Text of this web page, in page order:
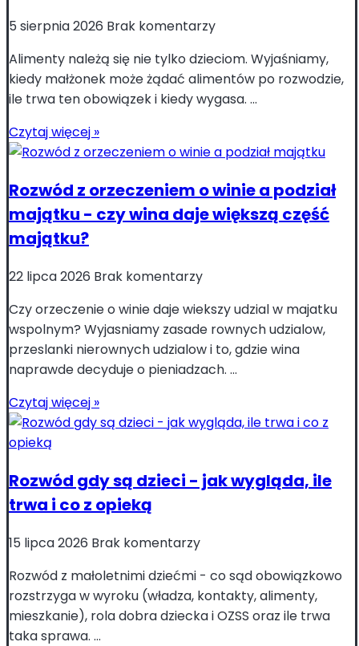
5 sierpnia 2026 Brak komentarzy
Alimenty należą się nie tylko dzieciom. Wyjaśniamy,
kiedy małżonek może żądać alimentów po rozwodzie,
ile trwa ten obowiązek i kiedy wygasa. ...
Czytaj więcej »
Rozwód z orzeczeniem o winie a podział
majątku - czy wina daje większą część
majątku?
22 lipca 2026 Brak komentarzy
Czy orzeczenie o winie daje wiekszy udzial w majatku
wspolnym? Wyjasniamy zasade rownych udzialow,
przeslanki nierownych udzialow i to, gdzie wina
naprawde decyduje o pieniadzach. ...
Czytaj więcej »
Rozwód gdy są dzieci - jak wygląda, ile
trwa i co z opieką
15 lipca 2026 Brak komentarzy
Rozwód z małoletnimi dziećmi - co sąd obowiązkowo
rozstrzyga w wyroku (władza, kontakty, alimenty,
mieszkanie), rola dobra dziecka i OZSS oraz ile trwa
taka sprawa. ...